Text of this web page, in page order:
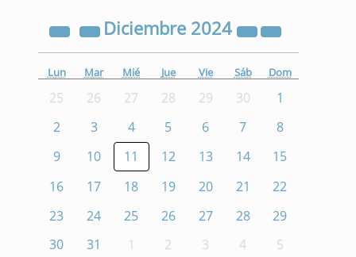
Diciembre 2024
Lun Mar Mié Jue Vie Sáb Dom
25 26 27 28 29 30
1
2
3 4 5 6 7
8
9
10 11 12 13 14
15
16
17 18 19 20 21
22
23
24 25 26 27 28
29
30
31 1 2 3 4 5